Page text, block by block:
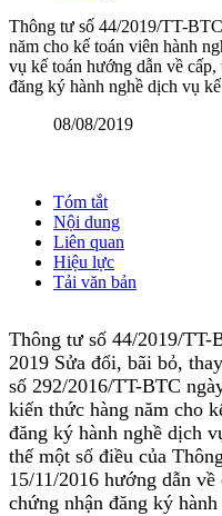
Thông tư số 44/2019/TT-
năm cho kế toán viên hành
vụ kế toán hướng dẫn về
đăng ký hành nghề dịch vụ
08/08/2019
Tóm tắt
Nội dung
Liên quan
Hiệu lực
Tải văn bản
Thông tư số 44/2019/TT-
2019 Sửa đổi, bãi bỏ,
số 292/2016/TT-BTC
kiến thức hàng năm cho
đăng ký hành nghề dịch
thế một số điều của
15/11/2016 hướng dẫn
chứng nhận đăng ký